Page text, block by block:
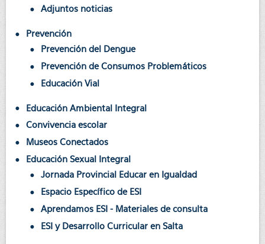
Adjuntos noticias
Prevención
Prevención del Dengue
Prevención de Consumos Problemáticos
Educación Vial
Educación Ambiental Integral
Convivencia escolar
Museos Conectados
Educación Sexual Integral
Jornada Provincial Educar en Igualdad
Espacio Específico de ESI
Aprendamos ESI - Materiales de consulta
ESI y Desarrollo Curricular en Salta